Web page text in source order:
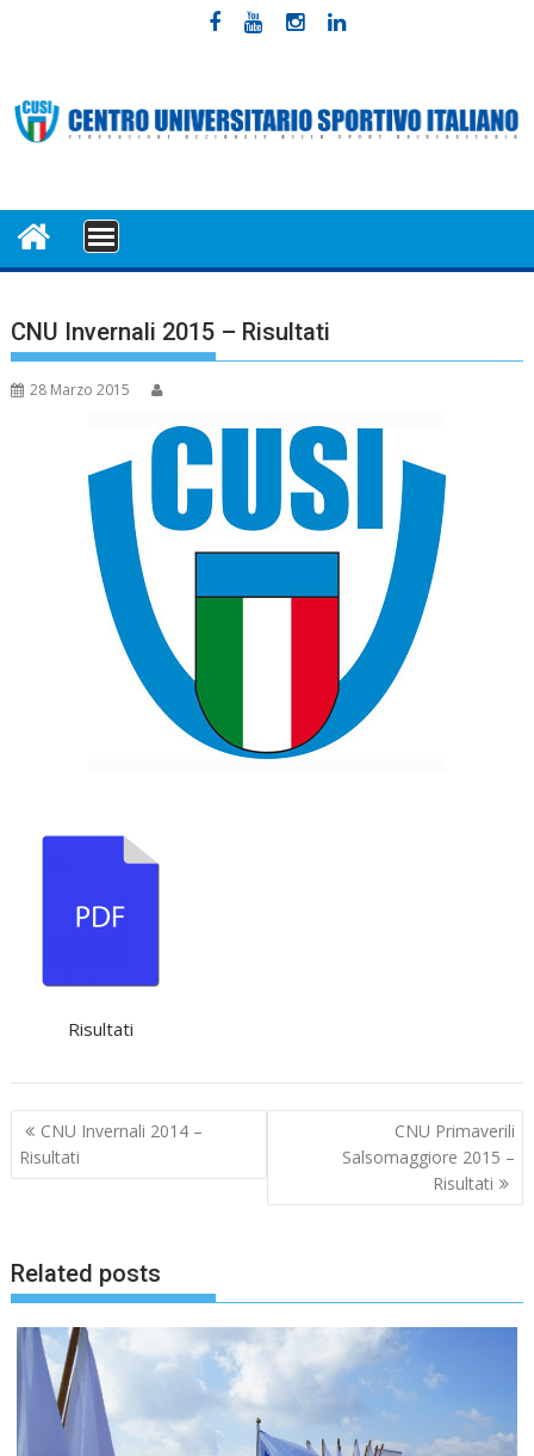
MENU
CNU Invernali 2015 – Risultati
28 Marzo 2015
Risultati
Navigazione
articoli
CNU Invernali 2014 –
Risultati
CNU Primaverili
Salsomaggiore 2015 –
Risultati
Related posts